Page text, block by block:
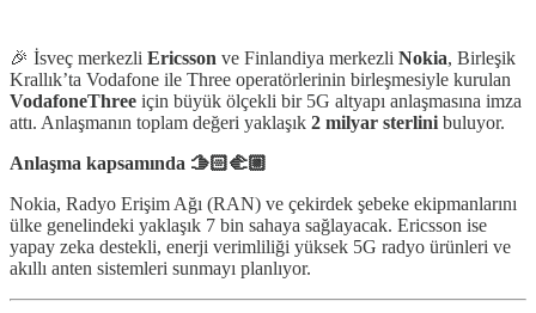
🎉 İsveç merkezli Ericsson ve Finlandiya merkezli Nokia, Birleşik
Krallık’ta Vodafone ile Three operatörlerinin birleşmesiyle kurulan
VodafoneThree için büyük ölçekli bir 5G altyapı anlaşmasına imza
attı. Anlaşmanın toplam değeri yaklaşık 2 milyar sterlini buluyor.
Anlaşma kapsamında 🫱🏻‍🫲🏼
Nokia, Radyo Erişim Ağı (RAN) ve çekirdek şebeke ekipmanlarını
ülke genelindeki yaklaşık 7 bin sahaya sağlayacak. Ericsson ise
yapay zeka destekli, enerji verimliliği yüksek 5G radyo ürünleri ve
akıllı anten sistemleri sunmayı planlıyor.